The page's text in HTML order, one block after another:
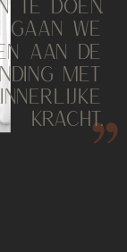
GAAN WE
AAN DE
MET
KRACHT.